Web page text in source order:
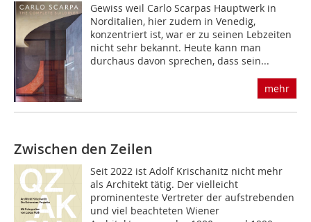
Gewiss weil Carlo Scarpas Hauptwerk in
Norditalien, hier zudem in Venedig,
konzentriert ist, war er zu seinen Lebzeiten
nicht sehr bekannt. Heute kann man
durchaus davon sprechen, dass sein...
mehr
Zwischen den Zeilen
Seit 2022 ist Adolf Krischanitz nicht mehr
als Architekt tätig. Der vielleicht
prominenteste Vertreter der aufstrebenden
und viel beachteten Wiener